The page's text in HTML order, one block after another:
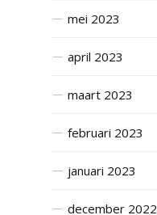
mei 2023
april 2023
maart 2023
februari 2023
januari 2023
december 2022